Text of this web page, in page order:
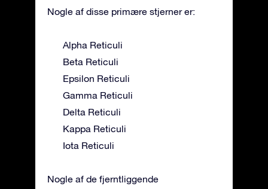
Nogle af disse primære stjerner er:
Alpha Reticuli
Beta Reticuli
Epsilon Reticuli
Gamma Reticuli
Delta Reticuli
Kappa Reticuli
Iota Reticuli
Nogle af de fjerntliggende